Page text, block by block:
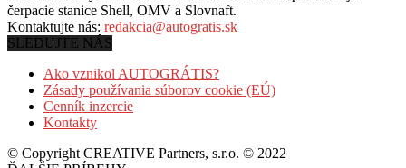
čerpacie stanice Shell, OMV a Slovnaft.
Kontaktujte nás: redakcia@autogratis.sk
SLEDUJTE NÁS
Ako vznikol AUTOGRÁTIS?
Zásady používania súborov cookie (EÚ)
Cenník inzercie
Kontakty
© Copyright CREATIVE Partners, s.r.o. © 2022